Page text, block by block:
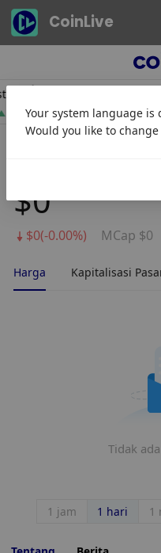
CoinLive
$0
$0(-0.00%) MCap $0
Harga Kapitalisasi
Tidak
1 jam 1 hari 1
Your system language is
Would you like to